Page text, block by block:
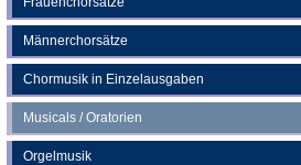
Männerchorsätze
Chormusik in Einzelausgaben
Musicals / Oratorien
Orgelmusik